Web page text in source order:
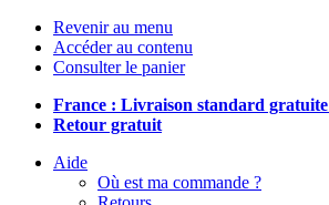
Revenir au menu
Accéder au contenu
Consulter le panier
France : Livraison standard gratuite
Retour gratuit
Aide
Où est ma commande ?